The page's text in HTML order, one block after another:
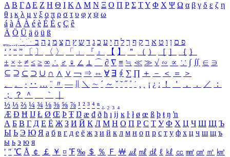
Α Β ΓΔ Ε Ζ Η Θ Ι ΚΛ Μ Ν Ξ Ο Π Ρ Σ ΤΥ Φ Χ Ψ Ω α β γ δ ε ζ η
θ ι κ λ μ ν ξ ο π ρ σ τ υ φ χ ψ ω
á à Á À é è É È ç Ç ê
Ä Ö Ü ä ö ü ß
ִֶֹ ֻּ ׁׂ פ ם ן ו ט א ר ק ף ך ל ח י ע כ ג ד ש ץ ת צ מ נ ה ב
‘ ’ “ ” 〔 〕 〈 〉 「 」 『 』 【 】 ＂ （ ） ［ ］ ｛ ｝
± × ÷ ≠ ≤ ≥ ∞ ∴ ♂ ♀ ∠ ⊥ ⌒ ∂ ∇ ≡ ≒ ≪ ≫ √ ∽ ∝ ∵ ∫ ∬ ∈ ∋
⊆ ⊇ ⊂ ⊃ ∪ ∩ ∧ ∨ ￢ ⇒ ⇔ ∀ ∃ ∮ ∑ ∏ ＋ － ＜ ＝
＞
、
。 · ‥ … ¨ 〃 ― ＼ ∼ ´ ～ ˇ ˘ ˝ ˚ ˙ ¸ ¡ ¿ ː ！ ＇ ， ． ／
：
；
？ ＾ ｀
½ ⅓ ⅔ ¼ ¾ ⅛ ⅜ ⅝ ⅞ ¹ ² ³ ⁴ ⁿ ₁ ₂ ₃ ₄
Æ Ð Ħ Ĳ Ł Ø Œ Þ Ŧ Ŋ æ đ ð ħ ı ĳ ĸ ŀ ł ø œ ß þ ŧ ŋ ŉ
А Б В Г Д Е Ё Ж З И Й К Л М Н О П Р С Т У Ф Х Ц Ч Ш Щ Ъ
Ы Ь Э Ю Я а б в г д е ё ж з и й к л м н о п р с т у ф х ц ч ш щ ъ
ы ь э ю я
′ ″ ℃ Å ￠ ￡ ￥ ¤ ℉ ‰ ＄ ％ Ｆ ￦ ㎕ ㎖ ㎗ ℓ ㎘ ㏄ ㎣ ㎤ ㎥ ㎦